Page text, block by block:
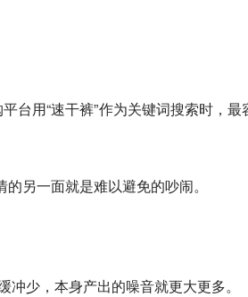
台用“速干裤”作为关键词搜索时，最
另一面就是难以避免的吵闹。
少，本身产出的噪音就更大更多。